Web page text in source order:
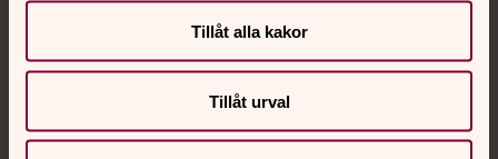
Tillåt alla kakor
Tillåt urval